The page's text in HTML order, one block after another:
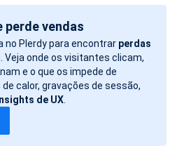
perde vendas
no Plerdy para encontrar perdas
Veja onde os visitantes clicam,
e o que os impede de
calor, gravações de sessão,
de UX